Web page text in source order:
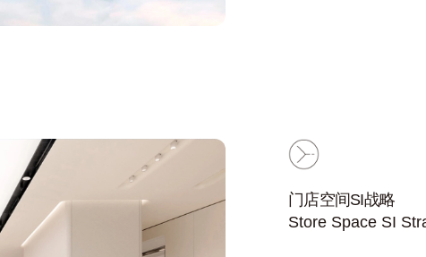
门店空间SI战略
Store Space SI